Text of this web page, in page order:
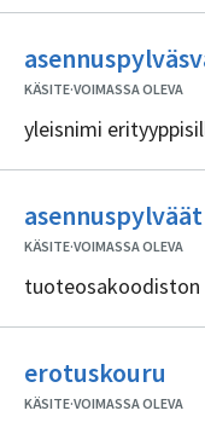
KÄSITE·VOIMASSA OLEVA
yleisnimi
asennuspylväät
KÄSITE·VOIMASSA OLEVA
tuoteosakoodiston
erotuskouru
KÄSITE·VOIMASSA OLEVA